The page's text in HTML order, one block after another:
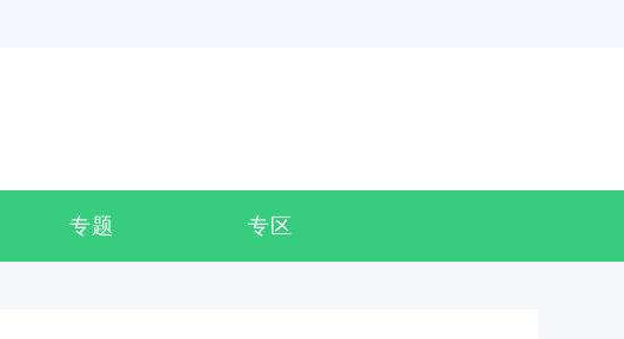
专题 专区